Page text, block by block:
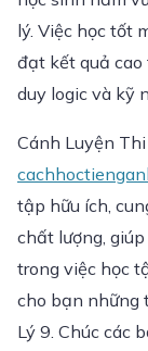
lý. Việc học tốt
đạt kết quả
duy logic và kỹ
Cánh Luyện
tập hữu ích,
chất lượng,
trong việc học
cho bạn những
Lý 9. Chúc các